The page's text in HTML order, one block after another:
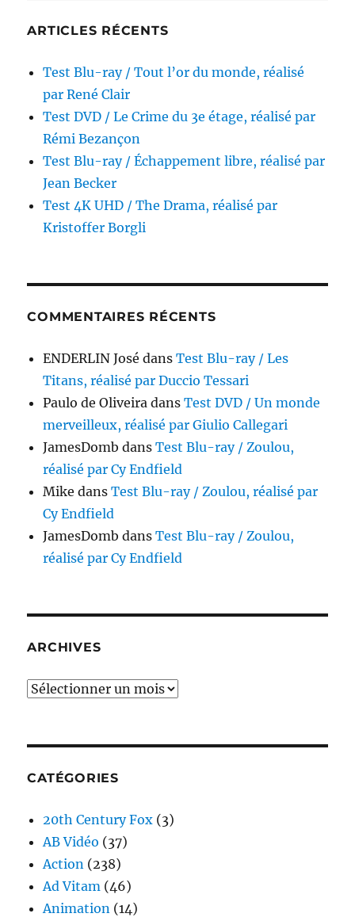
ARTICLES RÉCENTS
Test Blu-ray / Tout l’or du monde, réalisé
par René Clair
Test DVD / Le Crime du 3e étage, réalisé par
Rémi Bezançon
Test Blu-ray / Échappement libre, réalisé par
Jean Becker
Test 4K UHD / The Drama, réalisé par
Kristoffer Borgli
COMMENTAIRES RÉCENTS
ENDERLIN José dansTest Blu-ray / Les
Titans, réalisé par Duccio Tessari
Paulo de Oliveira dansTest DVD / Un monde
merveilleux, réalisé par Giulio Callegari
JamesDomb dansTest Blu-ray / Zoulou,
réalisé par Cy Endfield
Mike dansTest Blu-ray / Zoulou, réalisé par
Cy Endfield
JamesDomb dansTest Blu-ray / Zoulou,
réalisé par Cy Endfield
ARCHIVES
Archives
CATÉGORIES
20th Century Fox (3)
AB Vidéo (37)
Action (238)
Ad Vitam (46)
Animation (14)